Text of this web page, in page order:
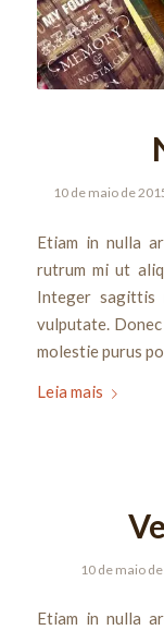
10 de maio de
Etiam in nulla
rutrum mi ut
Integer
vulputate.
molestie purus
Leia mais
10 de maio
Etiam in nulla